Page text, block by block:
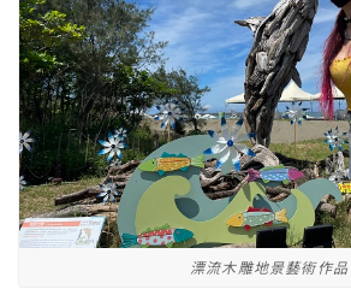
漂流木雕地景藝術作品